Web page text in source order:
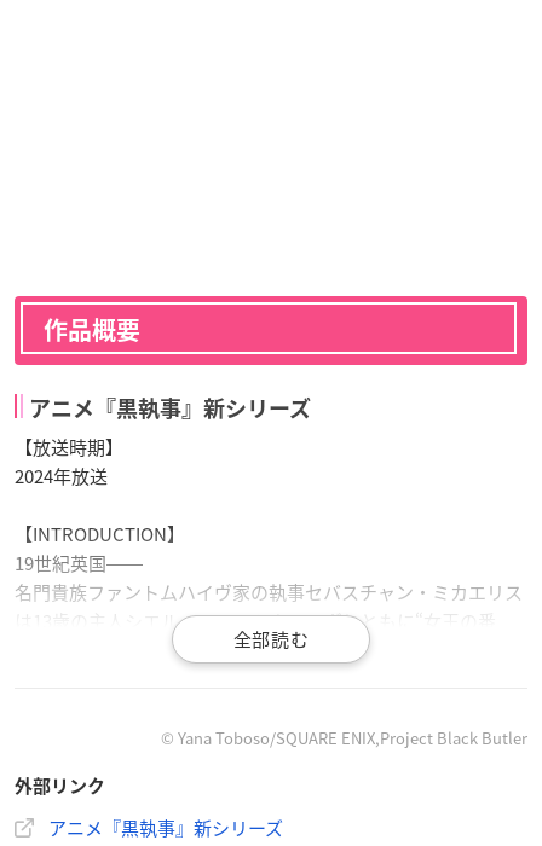
作品概要
アニメ『黒執事』新シリーズ
【放送時期】
2024年放送
【INTRODUCTION】
19世紀英国――
名門貴族ファントムハイヴ家の執事セバスチャン・ミカエリス
は13歳の主人シエル・ファントムハイヴとともに“女王の番
犬”として裏社会の汚れ仕事を請け負っていた。
れた世界観と多彩なキャラクターで世界中のファンを魅了し続
アニメ化6作目となる本作では、監督に『３月のライオン』で
繊細な世界観を映像に落とし込んだ岡田堅二朗、シリーズ構成
© Yana Toboso/SQUARE ENIX,Project Black Butler
外部リンク
アニメ『黒執事』新シリーズ